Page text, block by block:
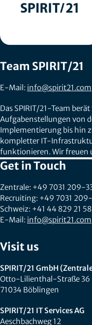
Team SPIRIT/21
E-Mail: info@spirit21.com
Das SPIRIT/21-Team
Aufgabenstellungen von
Implementierung bis hin
kompletter IT-
funktionieren. Wir freuen
Get in Touch
Zentrale: +49 7031 209-
Recruiting: +49 7031
Schweiz: +41 44 829 21 58
E-Mail: info@spirit21.com
Visit us
SPIRIT/21 GmbH
Otto-Lilienthal-Straße 36
71034 Böblingen
SPIRIT/21 IT Services AG
Aeschbachweg 12